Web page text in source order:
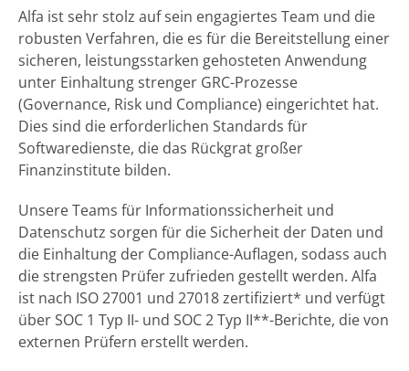
Alfa ist sehr stolz auf sein engagiertes Team und die
robusten Verfahren, die es für die Bereitstellung einer
sicheren, leistungsstarken gehosteten Anwendung
unter Einhaltung strenger GRC-Prozesse
(Governance, Risk und Compliance) eingerichtet hat.
Dies sind die erforderlichen Standards für
Softwaredienste, die das Rückgrat großer
Finanzinstitute bilden.
Unsere Teams für Informationssicherheit und
Datenschutz sorgen für die Sicherheit der Daten und
die Einhaltung der Compliance-Auflagen, sodass auch
die strengsten Prüfer zufrieden gestellt werden. Alfa
ist nach ISO 27001 und 27018 zertifiziert* und verfügt
über SOC 1 Typ II- und SOC 2 Typ II**-Berichte, die von
externen Prüfern erstellt werden.